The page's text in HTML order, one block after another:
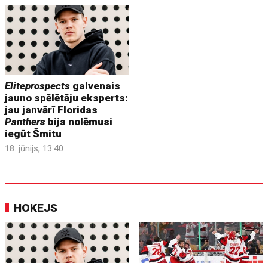
Eliteprospects galvenais
jauno spēlētāju eksperts:
jau janvārī Floridas
Panthers bija nolēmusi
iegūt Šmitu
18. jūnijs, 13:40
HOKEJS